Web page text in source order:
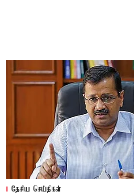
தேசிய செய்திகள்